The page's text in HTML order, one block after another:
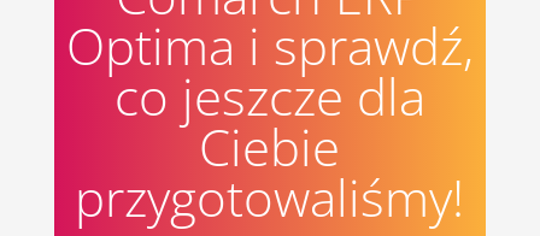
Optima i sprawdź,
co jeszcze dla
Ciebie
przygotowaliśmy!